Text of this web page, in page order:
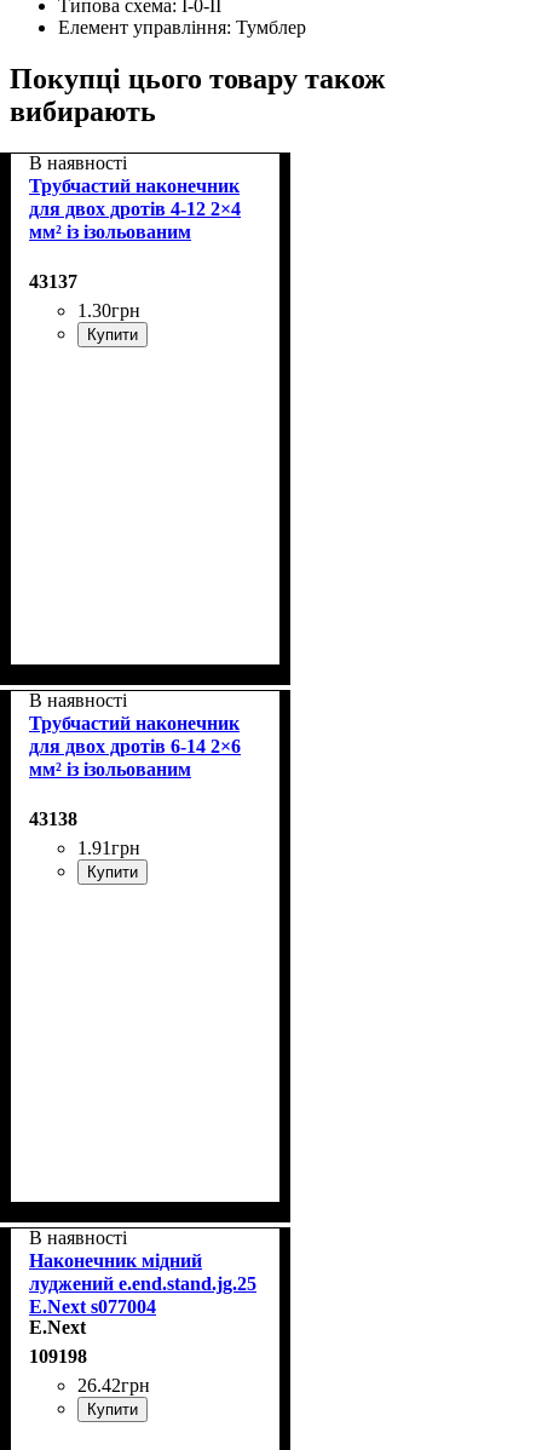
Типова схема: I-0-II
Елемент управління: Тумблер
Покупці цього товару також
вибирають
В наявності
Трубчастий наконечник
для двох дротів 4-12 2×4
мм² із ізольованим
43137
1 .30грн
Купити
В наявності
Трубчастий наконечник
для двох дротів 6-14 2×6
мм² із ізольованим
43138
1 .91грн
Купити
В наявності
Наконечник мідний
луджений e.end.stand.jg.25
E.Next s077004
E.Next
109198
26.42грн
Купити